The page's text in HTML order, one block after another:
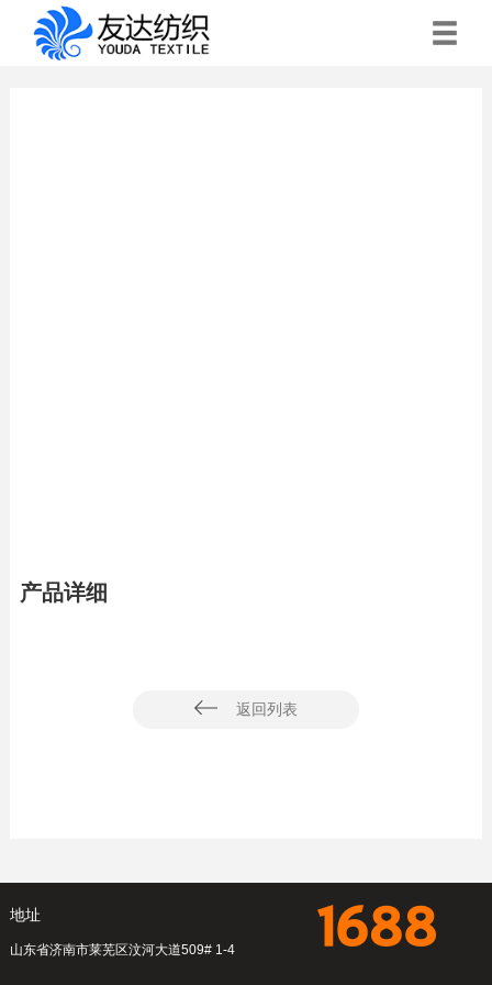
产品详细
返回列表
地址
山东省济南市莱芜区汶河大道509# 1-4